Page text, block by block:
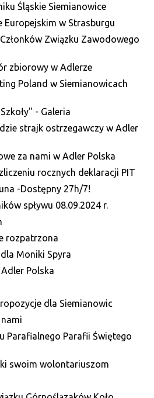
Śląskie Siemianowice
Europejskim w Strasburgu
Związku Zawodowego
zbiorowy w Adlerze
Poland w Siemianowicach
- Galeria
strajk ostrzegawczy w Adler
za nami w Adler Polska
rocznych deklaracji PIT
-Dostępny 27h/7!
spływu 08.09.2024 r.
rozpatrzona
Moniki Spyra
Polska
dla Siemianowic
Parafialnego Parafii Świętego
swoim wolontariuszom